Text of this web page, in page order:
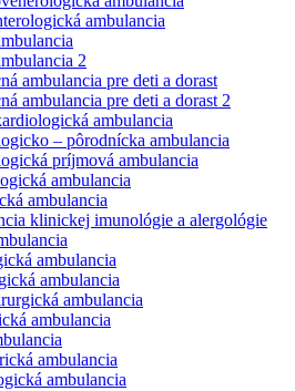
ambulancia
2
ambulancia pre deti a dorast
ambulancia pre deti a dorast 2
ambulancia
– pôrodnícka ambulancia
príjmová ambulancia
ambulancia
ambulancia
klinickej imunológie a alergológie
ambulancia
ambulancia
ambulancia
ambulancia
ambulancia
ambulancia